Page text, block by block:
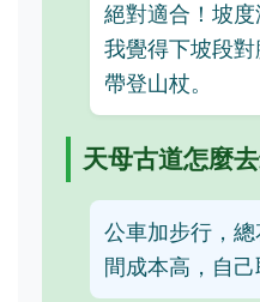
絕對適合！坡
我覺得下坡段
帶登山杖。
天母古道怎麼
公車加步行，
間成本高，自己